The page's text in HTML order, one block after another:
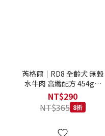
芮格爾｜RD8 全齡犬 無榖
水牛肉 高纖配方 454g｜
REGAL 天然犬糧 狗飼料
NT$290
NT$365 8折